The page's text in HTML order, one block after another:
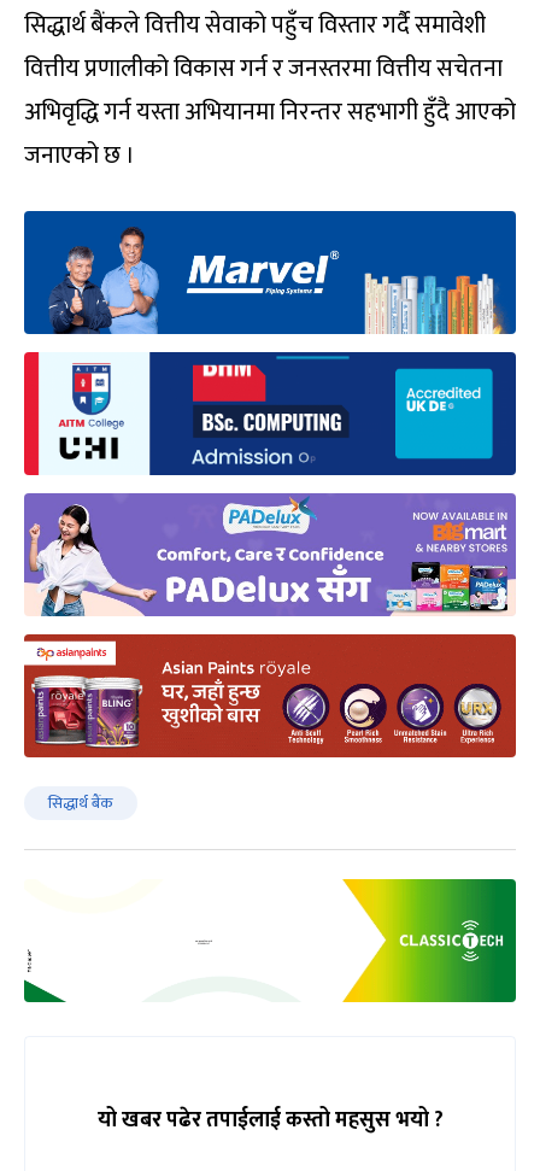
सिद्धार्थ बैंकले वित्तीय सेवाको पहुँच विस्तार गर्दै समावेशी
वित्तीय प्रणालीको विकास गर्न र जनस्तरमा वित्तीय सचेतना
अभिवृद्धि गर्न यस्ता अभियानमा निरन्तर सहभागी हुँदै आएको
जनाएको छ ।
सिद्धार्थ बैंक
यो खबर पढेर तपाईलाई कस्तो महसुस भयो ?